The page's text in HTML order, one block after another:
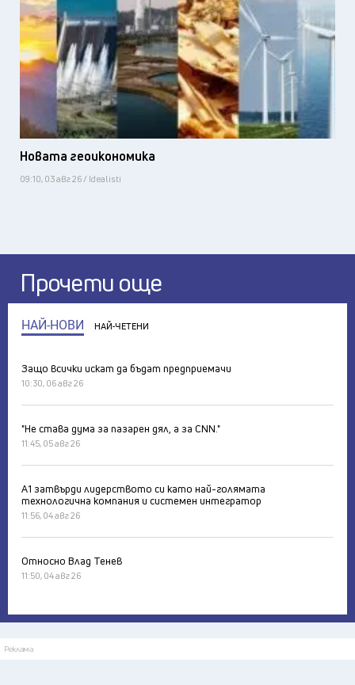
Новата геоикономика
09:10, 03 авг 26 / Idealisti
Прочети още
НАЙ-НОВИ НАЙ-ЧЕТЕНИ
Защо всички искат да бъдат предприемачи
10:30, 06 авг 26
"Не става дума за пазарен дял, а за CNN."
11:45, 05 авг 26
А1 затвърди лидерството си като най-голямата
технологична компания и системен интегратор
11:56, 04 авг 26
Относно Влад Тенев
11:50, 04 авг 26
Реклама